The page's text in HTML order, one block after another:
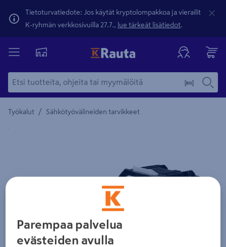
Tietoturvatiedote: Jos käytät kryptolompakkoa ja vierailit
K-ryhmän verkkosivuilla 27.7., lue tärkeät lisätiedot.
Työkalut / Sähkötyövälineiden tarvikkeet
Yksityiskohtainen kuvaus löytyy Tuotteen kuvaus -
Parempaa palvelua
evästeiden avulla